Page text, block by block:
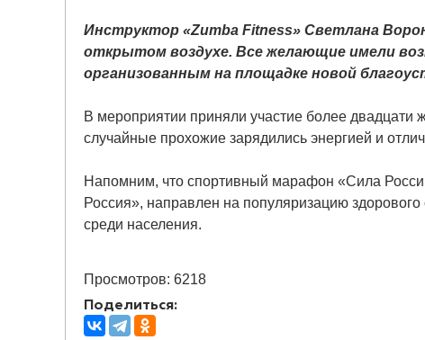
Инструктор «Zumba Fitness» Светлана
открытом воздухе. Все желающие имели
организованным на площадке новой
В мероприятии приняли участие более двадцати
случайные прохожие зарядились энергией и
Напомним, что спортивный марафон «Сила
Россия», направлен на популяризацию
среди населения.
Просмотров: 6218
Поделиться: